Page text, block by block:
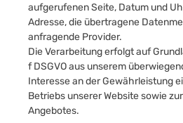
aufgerufenen Seite, Datum und
Adresse, die übertragene
anfragende Provider.
Die Verarbeitung erfolgt auf
f DSGVO aus unserem
Interesse an der Gewährleistung
Betriebs unserer Website sowie
Angebotes.